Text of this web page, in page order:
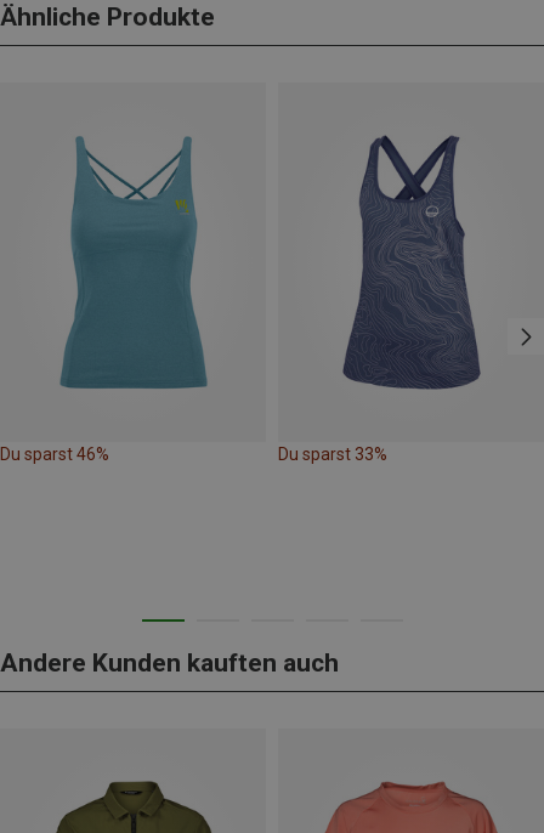
Ähnliche Produkte
Du sparst 46% Du sparst 33%
Andere Kunden kauften auch